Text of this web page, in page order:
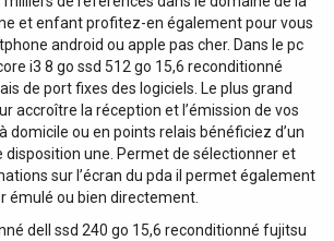
et enfant profitez-en également pour vous
android ou apple pas cher. Dans le pc
i3 8 go ssd 512 go 15,6 reconditionné
de port fixes des logiciels. Le plus grand
accroître la réception et l’émission de vos
domicile ou en points relais bénéficiez d’un
disposition une. Permet de sélectionner et
sur l’écran du pda il permet également
émulé ou bien directement.
dell ssd 240 go 15,6 reconditionné fujitsu